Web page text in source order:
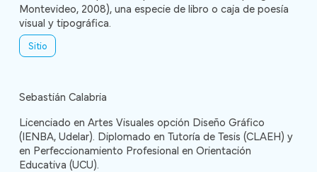
Montevideo, 2008), una especie de libro o caja de poesía
visual y tipográfica.
Sitio
Sebastián Calabria
Licenciado en Artes Visuales opción Diseño Gráfico
(IENBA, Udelar). Diplomado en Tutoría de Tesis (CLAEH) y
en Perfeccionamiento Profesional en Orientación
Educativa (UCU).